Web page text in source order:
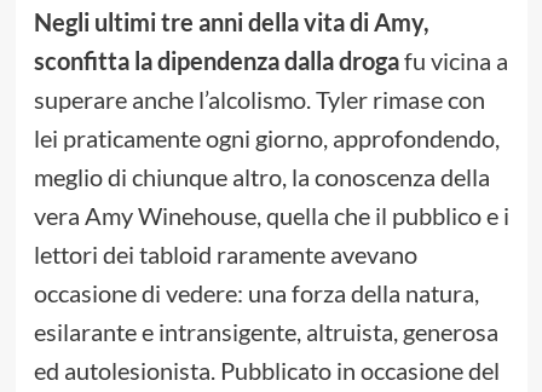
Negli ultimi tre anni della vita di Amy,
sconfitta la dipendenza dalla drogafu vicina a
superare anche l’alcolismo. Tyler rimase con
lei praticamente ogni giorno, approfondendo,
meglio di chiunque altro, la conoscenza della
vera Amy Winehouse, quella che il pubblico e i
lettori dei tabloid raramente avevano
occasione di vedere: una forza della natura,
esilarante e intransigente, altruista, generosa
ed autolesionista. Pubblicato in occasione del